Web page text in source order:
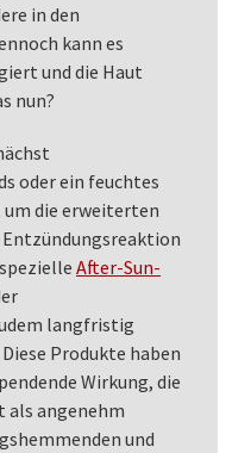
in den
kann es
und die Haut
nun?
oder ein feuchtes
die erweiterten
After-Sun-
langfristig
Produkte haben
Wirkung, die
als angenehm
und